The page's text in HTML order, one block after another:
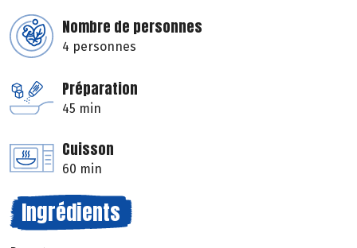
Nombre de personnes
4 personnes
Préparation
45 min
Cuisson
60 min
Ingrédients